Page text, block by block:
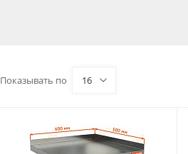
Показывать по 16